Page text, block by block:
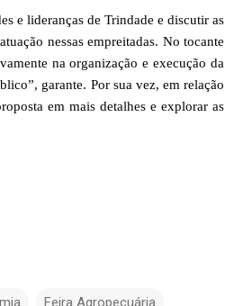
e lideranças de Trindade e discutir as
nessas empreitadas. No tocante
na organização e execução da
garante. Por sua vez, em relação
em mais detalhes e explorar as
Feira Agropecuária